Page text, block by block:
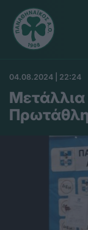
04.08.2024 | 22:24
Μετάλλια